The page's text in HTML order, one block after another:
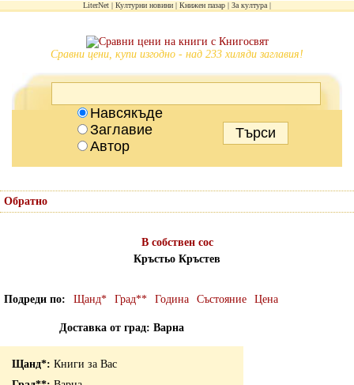
LiterNet Културни новини Книжен пазар За култура
Сравни цени, купи изгодно - над 233 хиляди заглавия!
Навсякъде
Заглавие
Автор
Обратно
В собствен сос
Кръстьо Кръстев
Подреди по Щанд* Град** Година Състояние Цена
Доставка от град: Варна
Книги за Вас